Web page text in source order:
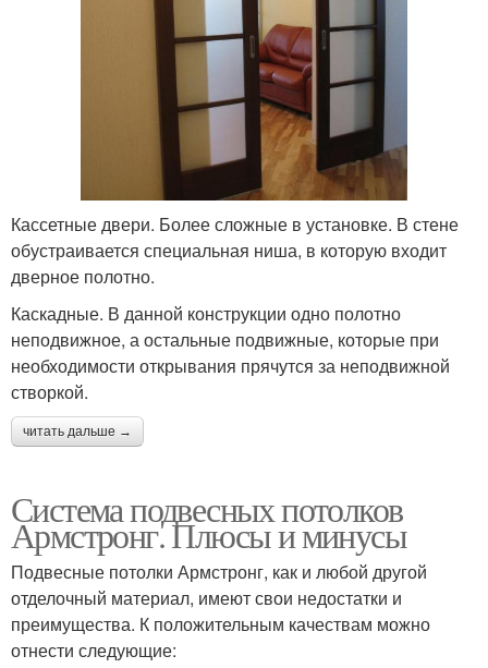
Кассетные двери. Более сложные в установке. В стене
обустраивается специальная ниша, в которую входит
дверное полотно.
Каскадные. В данной конструкции одно полотно
неподвижное, а остальные подвижные, которые при
необходимости открывания прячутся за неподвижной
створкой.
читать дальше →
Система подвесных потолков
Армстронг. Плюсы и минусы
Подвесные потолки Армстронг, как и любой другой
отделочный материал, имеют свои недостатки и
преимущества. К положительным качествам можно
отнести следующие: